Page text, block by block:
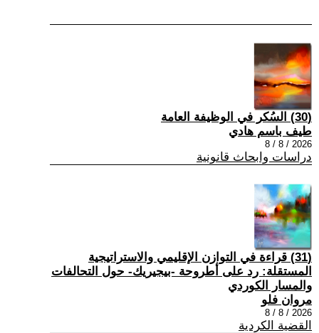
(30) السُكر في الوظيفة العامة
طيف باسم هادي
2026 / 8 / 8
دراسات وابحاث قانونية
(31) قراءة في التوازن الإقليمي والاستراتيجية
المستقلة: رد على أطروحة -بيجيريك- حول التحالفات
والمسار الكوردي
مروان فلو
2026 / 8 / 8
القضية الكردية